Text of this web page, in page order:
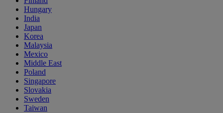
Hungary
India
Japan
Korea
Malaysia
Mexico
Middle East
Poland
Singapore
Slovakia
Sweden
Taiwan